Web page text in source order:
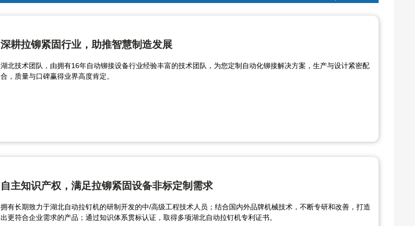
深耕拉铆紧固行业，助推智慧制造发展
湖北技术团队，由拥有16年自动铆接设备行业经验丰富的技术团队，为您定制自动化铆接解决方案，生产与设计紧密配
合，质量与口碑赢得业界高度肯定。
自主知识产权，满足拉铆紧固设备非标定制需求
拥有长期致力于湖北自动拉钉机的研制开发的中/高级工程技术人员；结合国内外品牌机械技术，不断专研和改善，打造
出更符合企业需求的产品；通过知识体系贯标认证，取得多项湖北自动拉钉机专利证书。